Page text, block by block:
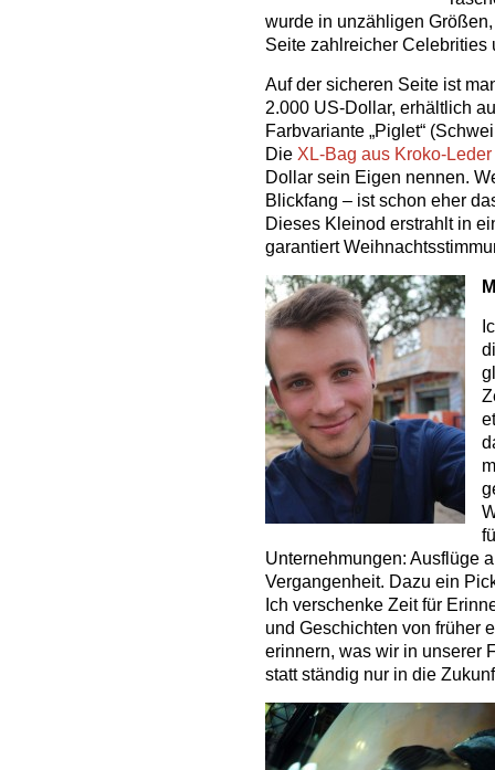
wurde in unzähligen
Seite zahlreicher Celebrities
Auf der sicheren Seite ist
2.000 US-Dollar, erhältlich
Farbvariante „Piglet“
Die XL-Bag aus Kroko-Leder
Dollar sein Eigen nennen.
Blickfang – ist schon eher
Dieses Kleinod erstrahlt in
garantiert
Unternehmungen: Ausflüge
Vergangenheit. Dazu ein
Ich verschenke Zeit für
und Geschichten von früher
erinnern, was wir in unserer
statt ständig nur in die